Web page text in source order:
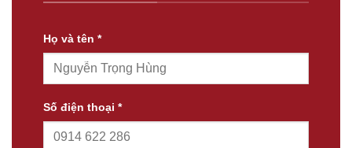
Họ và tên *
Số điện thoại *